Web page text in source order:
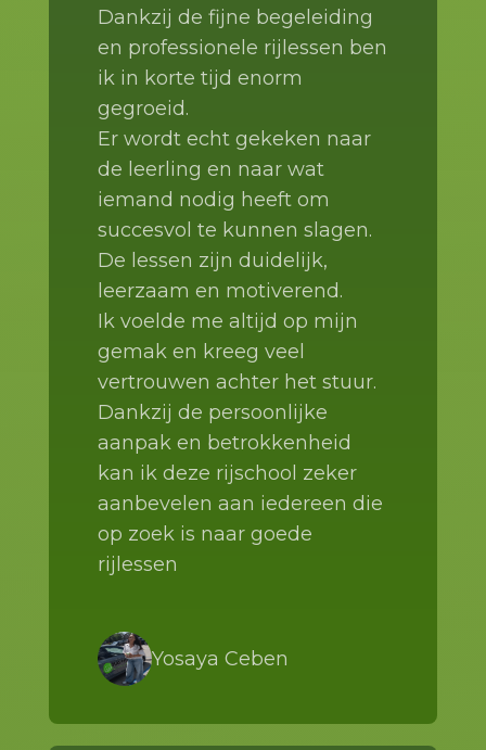
Dankzij de fijne begeleiding
en professionele rijlessen ben
ik in korte tijd enorm
gegroeid.
Er wordt echt gekeken naar
de leerling en naar wat
iemand nodig heeft om
succesvol te kunnen slagen.
De lessen zijn duidelijk,
leerzaam en motiverend.
Ik voelde me altijd op mijn
gemak en kreeg veel
vertrouwen achter het stuur.
Dankzij de persoonlijke
aanpak en betrokkenheid
kan ik deze rijschool zeker
aanbevelen aan iedereen die
op zoek is naar goede
rijlessen
Yosaya Ceben